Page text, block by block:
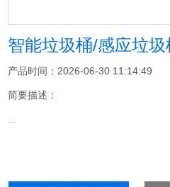
智能垃圾桶/感应垃
产品时间：2026-06-30 11:14:49
简要描述：
...